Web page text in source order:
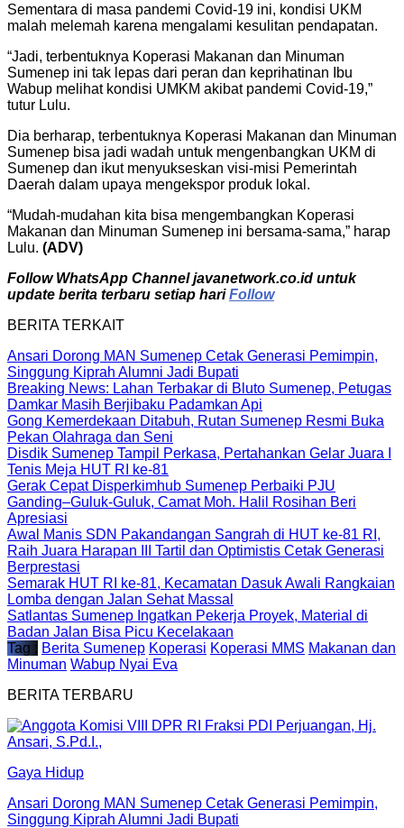
Sementara di masa pandemi Covid-19 ini, kondisi UKM
malah melemah karena mengalami kesulitan pendapatan.
“Jadi, terbentuknya Koperasi Makanan dan Minuman
Sumenep ini tak lepas dari peran dan keprihatinan Ibu
Wabup melihat kondisi UMKM akibat pandemi Covid-19,”
tutur Lulu.
Dia berharap, terbentuknya Koperasi Makanan dan Minuman
Sumenep bisa jadi wadah untuk mengenbangkan UKM di
Sumenep dan ikut menyukseskan visi-misi Pemerintah
Daerah dalam upaya mengekspor produk lokal.
“Mudah-mudahan kita bisa mengembangkan Koperasi
Makanan dan Minuman Sumenep ini bersama-sama,” harap
Lulu. (ADV)
Follow WhatsApp Channel javanetwork.co.id untuk
update berita terbaru setiap hariFollow
BERITA TERKAIT
Ansari Dorong MAN Sumenep Cetak Generasi Pemimpin,
Singgung Kiprah Alumni Jadi Bupati
Breaking News: Lahan Terbakar di Bluto Sumenep, Petugas
Damkar Masih Berjibaku Padamkan Api
Gong Kemerdekaan Ditabuh, Rutan Sumenep Resmi Buka
Pekan Olahraga dan Seni
Disdik Sumenep Tampil Perkasa, Pertahankan Gelar Juara I
Tenis Meja HUT RI ke-81
Gerak Cepat Disperkimhub Sumenep Perbaiki PJU
Ganding–Guluk-Guluk, Camat Moh. Halil Rosihan Beri
Apresiasi
Awal Manis SDN Pakandangan Sangrah di HUT ke-81 RI,
Raih Juara Harapan III Tartil dan Optimistis Cetak Generasi
Berprestasi
Semarak HUT RI ke-81, Kecamatan Dasuk Awali Rangkaian
Lomba dengan Jalan Sehat Massal
Satlantas Sumenep Ingatkan Pekerja Proyek, Material di
Badan Jalan Bisa Picu Kecelakaan
Tag : Berita Sumenep Koperasi Koperasi MMS Makanan dan
Minuman Wabup Nyai Eva
BERITA TERBARU
Gaya Hidup
Ansari Dorong MAN Sumenep Cetak Generasi Pemimpin,
Singgung Kiprah Alumni Jadi Bupati